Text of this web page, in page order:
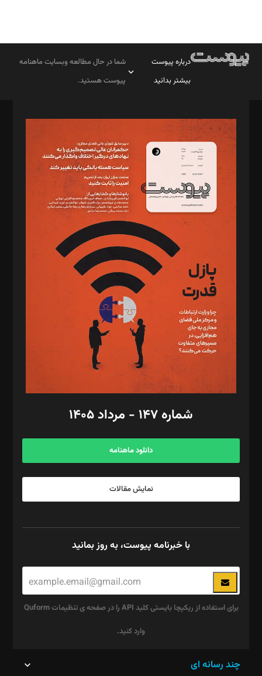
درباره پیوست
بیشتر بدانید
شما در حال مطالعه وبسایت ماهنامه
پیوست هستید.
مدیر مسئول: محمدباقر اثنی‌عشری
سردبیر: مهرک محمودی
دبیر تحریریه: میثم قاسمی
د‌بیر ناداستان: سمانه سمیع
د‌بیر خدمت و تجارت: ابوالفضل رجبی
د‌بیر حقوق فناوری: حسام‌الدین ایپکچی
د‌بیر پیوست جهان: مینا پاکدل
د‌بیر تحریریه آنلاین: بابک نقاش
تحریریه‌: مجتبی محمود‌ی، آرش برهمند، یسنا امان‌پور، سروش کرمیان،
مصطفی مسجدی آرانی، ابوالفضل رجبی، زهرا فکرانه، فائزه فتحی
رستمی،مصطفی باستان
ویرایش: نگار استاد‌‌آقا
طراح یونیفرم: مجید توکلی
فیلمبرداری و عکاسی: امیر شفیعی، مانی لطفی زاده
گرافیک و صفحه‌آرایی: سید‌سبحان‌علی ثابت
مد‌یر توسعه تجاری: کامبیز برید‌
امور مالی: شاپور رهبری، محمد‌ کاظمی‌نیا
آگهی و مشترکین: ۰۹۱۹۹۹۹۰۴۵۴
شماره ۱۴۷ - مرداد ۱۴۰۵
دانلود ماهنامه
نمایش مقالات
با خبرنامه پیوست، به روز بمانید
برای استفاده از ریکپچا بایستی کلید API را در صفحه ی تنظیمات Quform
وارد کنید.
چند رسانه ای